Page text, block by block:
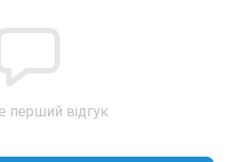
перший відгук